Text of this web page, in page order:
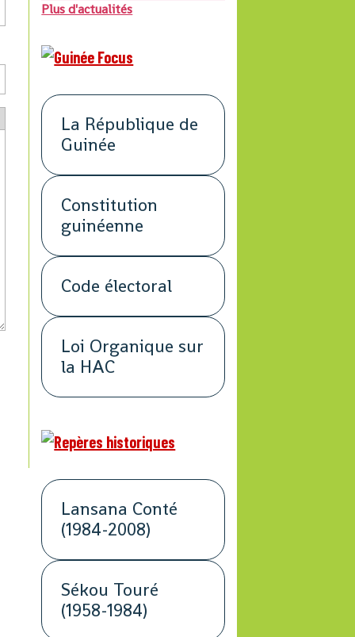
Plus d'actualités
La République de
Guinée
Constitution
guinéenne
Code électoral
Loi Organique sur
la HAC
Lansana Conté
(1984-2008)
Sékou Touré
(1958-1984)